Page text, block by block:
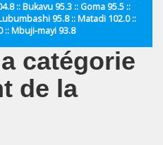
:: Bukavu 95.3 :: Goma 95.5 ::
95.8 :: Matadi 102.0 ::
:: Mbuji-mayi 93.8
catégorie
de la